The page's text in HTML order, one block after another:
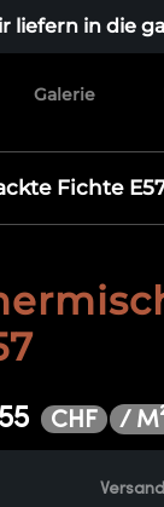
liefern in die
Galerie
Fichte
CHF /